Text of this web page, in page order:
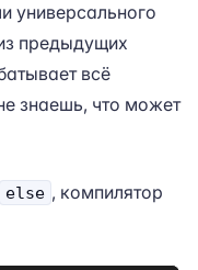
универсального
предыдущих
всё
знаешь, что может
else , компилятор